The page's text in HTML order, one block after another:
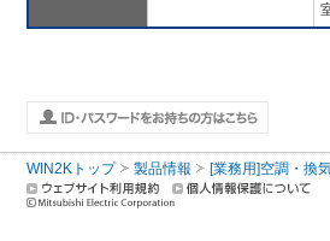
WIN2Kトップ 製品情報 [業務用]空調・換